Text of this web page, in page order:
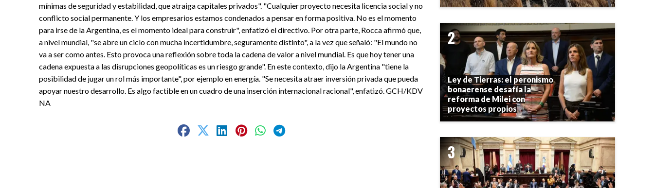
mínimas de seguridad y estabilidad, que atraiga capitales privados". "Cualquier proyecto necesita licencia social y no
conflicto social permanente. Y los empresarios estamos condenados a pensar en forma positiva. No es el momento
para irse de la Argentina, es el momento ideal para construir", enfatizó el directivo. Por otra parte, Rocca afirmó que,
a nivel mundial, "se abre un ciclo con mucha incertidumbre, seguramente distinto", a la vez que señaló: "El mundo no
va a ser como antes. Esto provoca una reflexión sobre toda la cadena de valor a nivel mundial. Es que hoy tener una
cadena expuesta a las disrupciones geopolíticas es un riesgo grande". En este contexto, dijo la Argentina "tiene la
posibilidad de jugar un rol más importante", por ejemplo en energía. "Se necesita atraer inversión privada que pueda
apoyar nuestro desarrollo. Es algo factible en un cuadro de una inserción internacional racional", enfatizó. GCH/KDV
NA
Ley de Tierras: el peronismo
bonaerense desafía la
reforma de Milei con
proyectos propios